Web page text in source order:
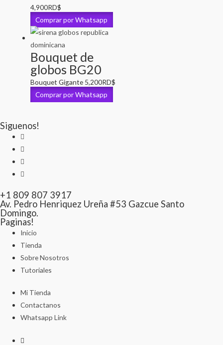
4,900RD$
Comprar por Whatsapp
Bouquet de
globos BG20
Bouquet Gigante 5,200RD$
Comprar por Whatsapp
Siguenos!
+1 809 807 3917
Av. Pedro Henriquez Ureña #53 Gazcue Santo
Domingo.
Paginas!
Inicio
Tienda
Sobre Nosotros
Tutoriales
Mi Tienda
Contactanos
Whatsapp Link